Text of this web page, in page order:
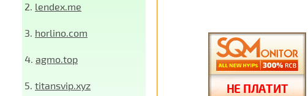
2. lendex.me
3. horlino.com
4. agmo.top
5. titansvip.xyz